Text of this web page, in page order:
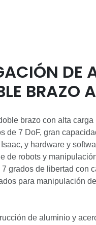
DE
BRAZO
brazo con alta carga
de 7 DoF, gran
y hardware y
de robots y
grados de libertad con
para manipulación
de aluminio y